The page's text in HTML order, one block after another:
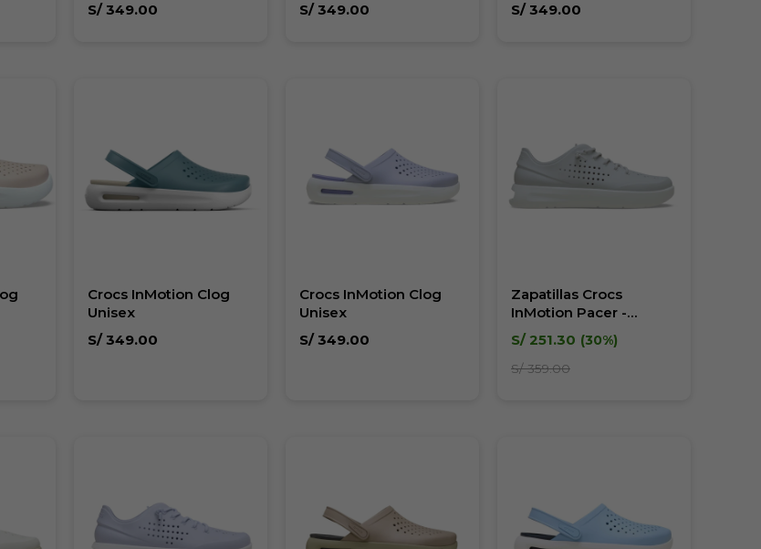
S/ 349.00
S/ 349.00
S/ 349.00
Crocs InMotion Clog
Unisex
S/ 349.00
Crocs InMotion Clog
Unisex
S/ 349.00
Zapatillas Crocs
InMotion Pacer -
Hombre
S/ 251.30 30
S/ 359.00